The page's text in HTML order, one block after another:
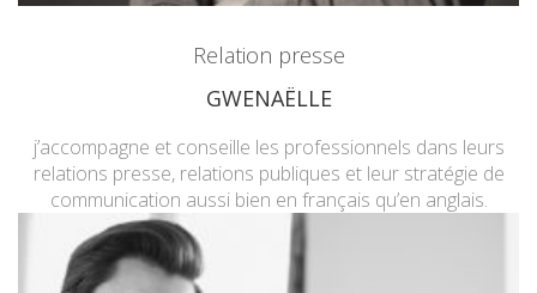
Relation presse
GWENAËLLE
j’accompagne et conseille les professionnels dans leurs
relations presse, relations publiques et leur stratégie de
communication aussi bien en français qu’en anglais.